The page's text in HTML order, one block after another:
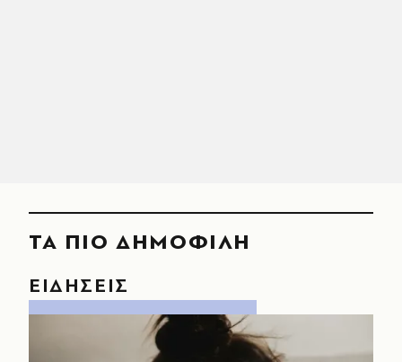
ΤΑ ΠΙΟ ΔΗΜΟΦΙΛΗ
ΕΙΔΗΣΕΙΣ